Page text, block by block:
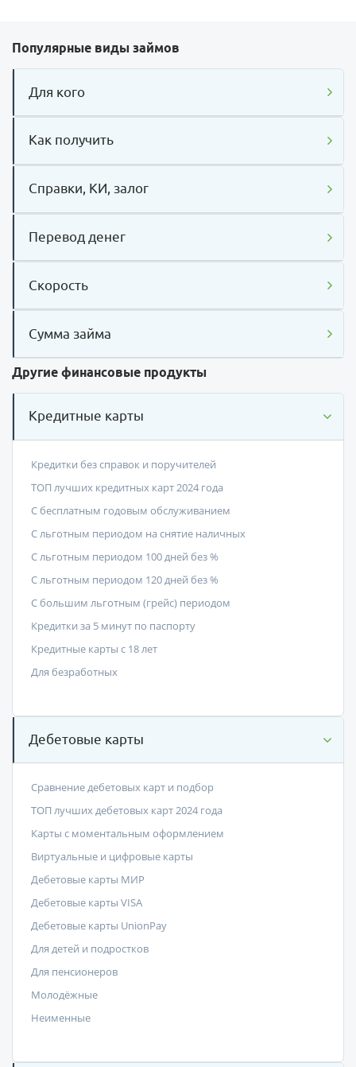
Популярные виды займов
Для кого
Как получить
Справки, КИ, залог
Перевод денег
Скорость
Сумма займа
Другие финансовые продукты
Кредитные карты
Кредитки без справок и поручителей
ТОП лучших кредитных карт 2024 года
С бесплатным годовым обслуживанием
С льготным периодом на снятие наличных
С льготным периодом 100 дней без %
С льготным периодом 120 дней без %
С большим льготным (грейс) периодом
Кредитки за 5 минут по паспорту
Кредитные карты с 18 лет
Для безработных
Дебетовые карты
Сравнение дебетовых карт и подбор
ТОП лучших дебетовых карт 2024 года
Карты с моментальным оформлением
Виртуальные и цифровые карты
Дебетовые карты МИР
Дебетовые карты VISA
Дебетовые карты UnionPay
Для детей и подростков
Для пенсионеров
Молодёжные
Неименные